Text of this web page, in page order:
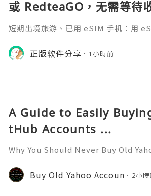
或 RedteaGO，无需等待
码 + 通话短信”（如打车
餐）。长
短期出境旅游、已用 eSIM 手机：用
络）：优先 RedteaGO（明确提供通
公数字游民，或手机不支持 eSIM：用
正版软件分享 1小時前
A Guide to Easily
tHub Accounts ...
Why You Should Never Buy Old
onal communication, business
ccount recovery. Because of
Buy Old Yahoo Accoun 2小